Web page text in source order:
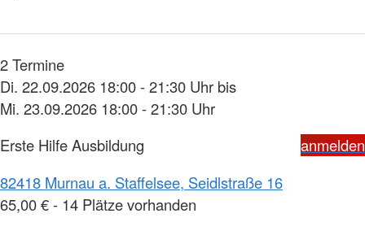
2 Termine
Di. 22.09.2026 18:00 - 21:30 Uhr bis
Mi. 23.09.2026 18:00 - 21:30 Uhr
Erste Hilfe Ausbildung
anmelden
82418 Murnau a. Staffelsee, Seidlstraße 16
65,00 € - 14 Plätze vorhanden